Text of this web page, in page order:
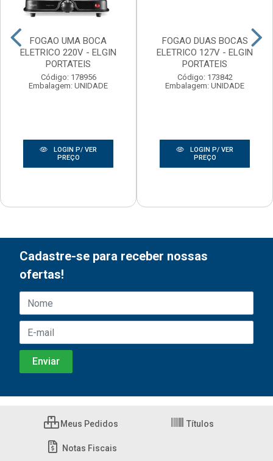
FOGAO UMA BOCA
ELETRICO 220V - ELGIN
PORTATEIS
Código: 178956
Embalagem: UNIDADE
LOGIN P/ VER
PREÇO
FOGAO DUAS BOCAS
ELETRICO 127V - ELGIN
PORTATEIS
Código: 173842
Embalagem: UNIDADE
LOGIN P/ VER
PREÇO
Cadastre-se para receber nossas
ofertas!
Meus Pedidos Títulos
Notas Fiscais